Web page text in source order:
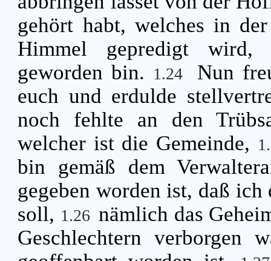
gehört habt, welches in
Himmel gepredigt wird,
geworden bin. 1.24
Nun
euch und erdulde
noch fehlte an den
welcher ist die Gemeinde,
bin gemäß dem
gegeben worden ist, daß
soll, 1.26 nämlich das
Geschlechtern verborgen